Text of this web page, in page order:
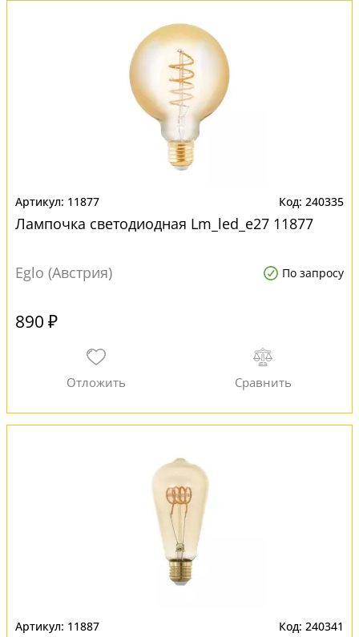
11877 240335
Лампочка светодиодная Lm_led_e27 11877
Eglo (Австрия) По запросу
890 ₽
11887 240341